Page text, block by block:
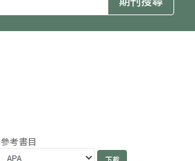
參考書目